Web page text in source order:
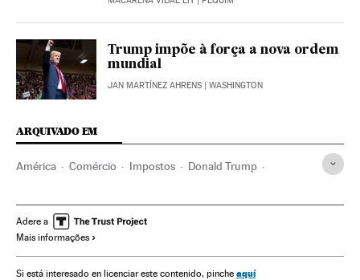
Trump impõe à força a nova ordem
mundial
JAN MARTÍNEZ AHRENS | WASHINGTON
ARQUIVADO EM
América Comércio Impostos Donald Trump
Comércio internacional América do Norte
Adere a
Mais informações
Si está interesado en licenciar este contenido, pinche aquí